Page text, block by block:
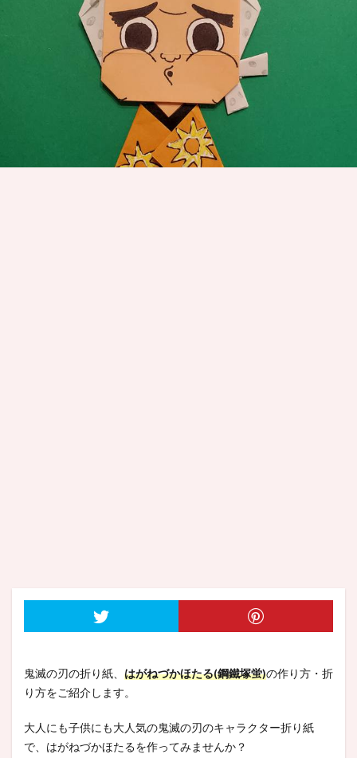
鬼滅の刃の折り紙、 はがねづかほたる(鋼鐵塚蛍)の作り方・折
り方をご紹介します。
大人にも子供にも大人気の鬼滅の刃のキャラクター折り紙
で、はがねづかほたるを作ってみませんか？